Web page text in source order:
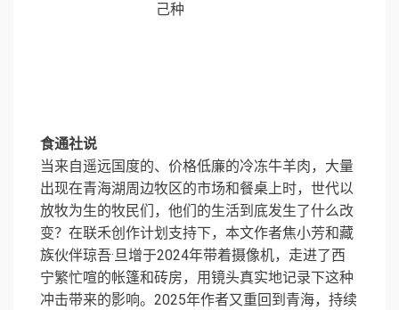
己种
食通社说
当来自遥远国度的、价格低廉的冷冻牛羊肉，大量
出现在青海湖周边牧区的市场和餐桌上时，世代以
放牧为生的牧民们，他们的生活到底发生了什么改
变？在联禾创作计划支持下，本文作者焦小芳和藏
族伙伴琼吾·旦增于2024年带着摄像机，走进了西
宁繁忙喧的帐篷和砖房，用镜头真实地记录下这种
冲击带来的影响。2025年作者又重回到青海，持续